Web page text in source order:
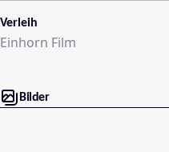
Verleih
Einhorn Film
Bilder